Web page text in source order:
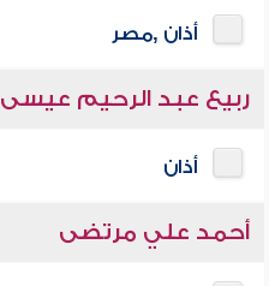
أذان ,مصر
ربيع عبد الرحيم عيسى
أذان
أحمد علي مرتضى